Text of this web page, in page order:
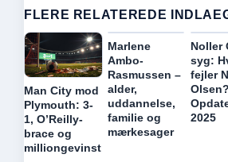
FLERE RELATEREDE
Man City mod
Plymouth: 3-
1, O’Reilly-
brace og
milliongevinst
Marlene
Ambo-
Rasmussen –
alder,
uddannelse,
familie og
mærkesager
Noller
syg:
fejler
Olsen?
2025